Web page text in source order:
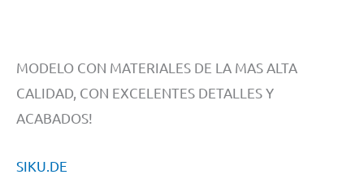
MODELO CON MATERIALES DE LA MAS ALTA
CALIDAD, CON EXCELENTES DETALLES Y
ACABADOS!
SIKU.DE